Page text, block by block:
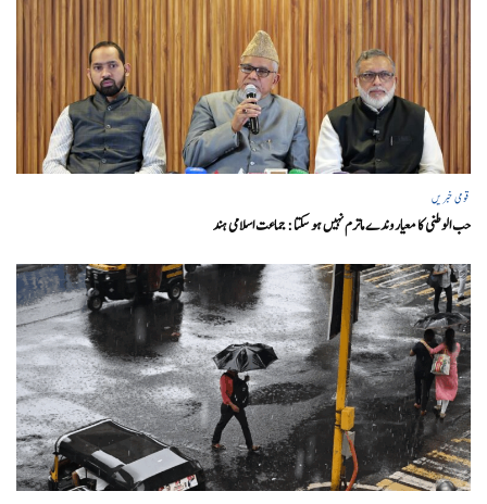
قومی خبریں
حب الوطنی کا معیار وندے ماترم نہیں ہو سکتا : جماعت اسلامی ہند